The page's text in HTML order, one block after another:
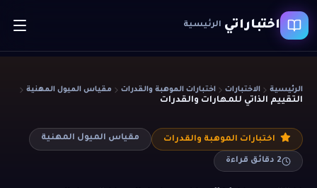
اختباراتي الرئيسية
الرئيسية الاختبارات اختبارات الموهبة والقدرات مقياس الميول المهنية
التقييم الذاتي للمهارات والقدرات
اختبارات الموهبة والقدرات مقياس الميول المهنية
2 دقائق قراءة